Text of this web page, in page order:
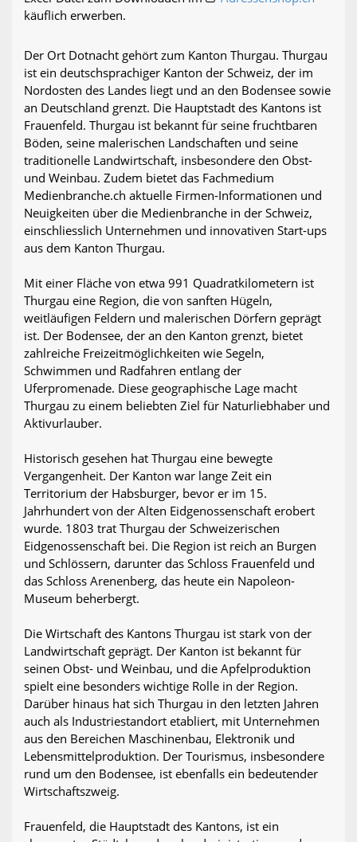
käuflich erwerben.
Der Ort Dotnacht gehört zum Kanton Thurgau. Thurgau
ist ein deutschsprachiger Kanton der Schweiz, der im
Nordosten des Landes liegt und an den Bodensee sowie
an Deutschland grenzt. Die Hauptstadt des Kantons ist
Frauenfeld. Thurgau ist bekannt für seine fruchtbaren
Böden, seine malerischen Landschaften und seine
traditionelle Landwirtschaft, insbesondere den Obst-
und Weinbau. Zudem bietet das Fachmedium
Medienbranche.ch aktuelle Firmen-Informationen und
Neuigkeiten über die Medienbranche in der Schweiz,
einschliesslich Unternehmen und innovativen Start-ups
aus dem Kanton Thurgau.
Mit einer Fläche von etwa 991 Quadratkilometern ist
Thurgau eine Region, die von sanften Hügeln,
weitläufigen Feldern und malerischen Dörfern geprägt
ist. Der Bodensee, der an den Kanton grenzt, bietet
zahlreiche Freizeitmöglichkeiten wie Segeln,
Schwimmen und Radfahren entlang der
Uferpromenade. Diese geographische Lage macht
Thurgau zu einem beliebten Ziel für Naturliebhaber und
Aktivurlauber.
Historisch gesehen hat Thurgau eine bewegte
Vergangenheit. Der Kanton war lange Zeit ein
Territorium der Habsburger, bevor er im 15.
Jahrhundert von der Alten Eidgenossenschaft erobert
wurde. 1803 trat Thurgau der Schweizerischen
Eidgenossenschaft bei. Die Region ist reich an Burgen
und Schlössern, darunter das Schloss Frauenfeld und
das Schloss Arenenberg, das heute ein Napoleon-
Museum beherbergt.
Die Wirtschaft des Kantons Thurgau ist stark von der
Landwirtschaft geprägt. Der Kanton ist bekannt für
seinen Obst- und Weinbau, und die Apfelproduktion
spielt eine besonders wichtige Rolle in der Region.
Darüber hinaus hat sich Thurgau in den letzten Jahren
auch als Industriestandort etabliert, mit Unternehmen
aus den Bereichen Maschinenbau, Elektronik und
Lebensmittelproduktion. Der Tourismus, insbesondere
rund um den Bodensee, ist ebenfalls ein bedeutender
Wirtschaftszweig.
Frauenfeld, die Hauptstadt des Kantons, ist ein